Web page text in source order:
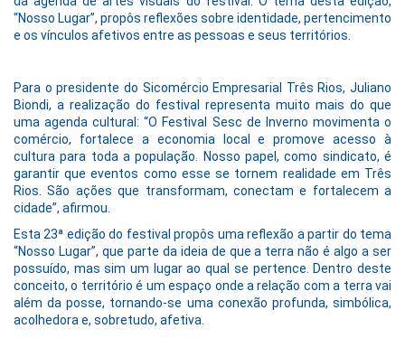
“Nosso Lugar”, propôs reflexões sobre identidade, pertencimento
e os vínculos afetivos entre as pessoas e seus territórios.
Para o presidente do Sicomércio Empresarial Três Rios, Juliano
Biondi, a realização do festival representa muito mais do que
uma agenda cultural: “O Festival Sesc de Inverno movimenta o
comércio, fortalece a economia local e promove acesso à
cultura para toda a população. Nosso papel, como sindicato, é
garantir que eventos como esse se tornem realidade em Três
Rios. São ações que transformam, conectam e fortalecem a
cidade”, afirmou.
Esta 23ª edição do festival propôs uma reflexão a partir do tema
“Nosso Lugar”, que parte da ideia de que a terra não é algo a ser
possuído, mas sim um lugar ao qual se pertence. Dentro deste
conceito, o território é um espaço onde a relação com a terra vai
além da posse, tornando-se uma conexão profunda, simbólica,
acolhedora e, sobretudo, afetiva.